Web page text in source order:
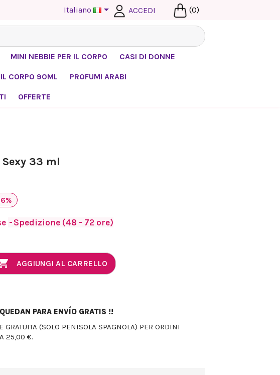
Italiano  ACCEDI (0)
MINI NEBBIE PER IL CORPO CASI DI DONNE
CORPO 90ML PROFUMI ARABI
OFFERTE
33 ml
Spedizione (48 - 72 ore)
AGGIUNGI AL CARRELLO
QUEDAN PARA ENVÍO GRATIS !!
GRATUITA (SOLO PENISOLA SPAGNOLA) PER ORDINI
25,00 €.